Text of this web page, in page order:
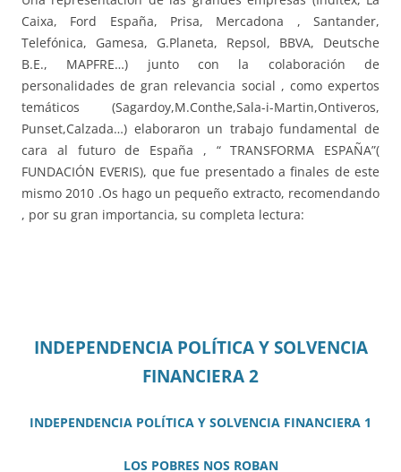
Caixa, Ford España, Prisa, Mercadona , Santander,
Telefónica, Gamesa, G.Planeta, Repsol, BBVA, Deutsche
B.E., MAPFRE…) junto con la colaboración de
personalidades de gran relevancia social , como expertos
temáticos (Sagardoy,M.Conthe,Sala-i-Martin,Ontiveros,
Punset,Calzada…) elaboraron un trabajo fundamental de
cara al futuro de España , “ TRANSFORMA ESPAÑA”(
FUNDACIÓN EVERIS), que fue presentado a finales de este
mismo 2010 .Os hago un pequeño extracto, recomendando
, por su gran importancia, su completa lectura:
INDEPENDENCIA POLÍTICA Y SOLVENCIA
FINANCIERA 2
INDEPENDENCIA POLÍTICA Y SOLVENCIA FINANCIERA 1
LOS POBRES NOS ROBAN